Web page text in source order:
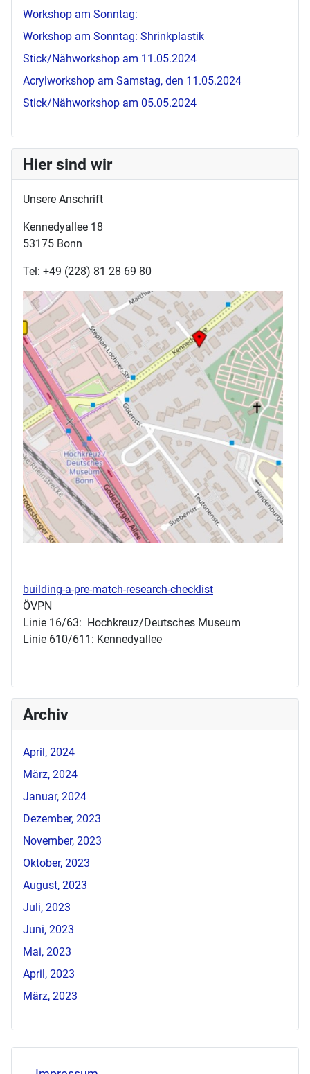
Workshop am Sonntag:
Workshop am Sonntag: Shrinkplastik
Stick/Nähworkshop am 11.05.2024
Acrylworkshop am Samstag, den 11.05.2024
Stick/Nähworkshop am 05.05.2024
Hier sind wir
Unsere Anschrift
Kennedyallee 18
53175 Bonn
Tel: +49 (228) 81 28 69 80
building-a-pre-match-research-checklist
ÖVPN
Linie 16/63: Hochkreuz/Deutsches Museum
Linie 610/611: Kennedyallee
Archiv
April, 2024
März, 2024
Januar, 2024
Dezember, 2023
November, 2023
Oktober, 2023
August, 2023
Juli, 2023
Juni, 2023
Mai, 2023
April, 2023
März, 2023